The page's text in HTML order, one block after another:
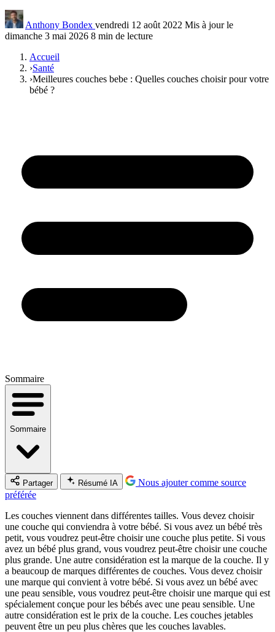
Anthony Bondex vendredi 12 août 2022 Mis à jour le
dimanche 3 mai 2026 8 min de lecture
Accueil
›Santé
›Meilleures couches bebe : Quelles couches choisir pour votre
bébé ?
Sommaire
Sommaire
Partager Résumé IA
Nous ajouter comme source
préférée
Les couches viennent dans différentes tailles. Vous devez choisir
une couche qui conviendra à votre bébé. Si vous avez un bébé très
petit, vous voudrez peut-être choisir une couche plus petite. Si vous
avez un bébé plus grand, vous voudrez peut-être choisir une couche
plus grande. Une autre considération est la marque de la couche. Il y
a beaucoup de marques différentes de couches. Vous devez choisir
une marque qui convient à votre bébé. Si vous avez un bébé avec
une peau sensible, vous voudrez peut-être choisir une marque qui est
spécialement conçue pour les bébés avec une peau sensible. Une
autre considération est le prix de la couche. Les couches jetables
peuvent être un peu plus chères que les couches lavables.